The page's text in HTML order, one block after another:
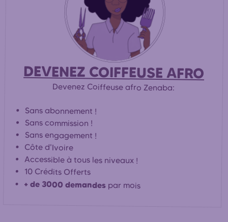
DEVENEZ COIFFEUSE AFRO
Devenez Coiffeuse afro Zenaba:
Sans abonnement !
Sans commission !
Sans engagement !
Côte d'Ivoire
Accessible à tous les niveaux !
10 Crédits Offerts
+ de 3000 demandes par mois